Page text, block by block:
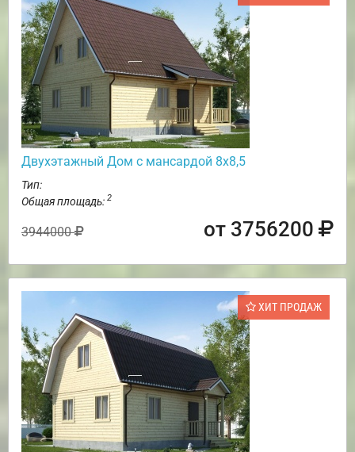
Двухэтажный Дом с мансардой 8х8,5
Тип:
Общая площадь: 2
3944000 от 3756200
ХИТ ПРОДАЖ